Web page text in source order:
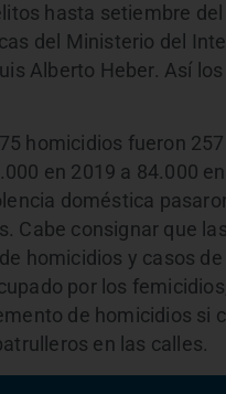
hasta setiembre
del Ministerio del
Alberto Heber. Así
homicidios fueron
en 2019 a 84.000
doméstica
Cabe consignar que
homicidios y casos
por los
de homicidios si
en las calles.